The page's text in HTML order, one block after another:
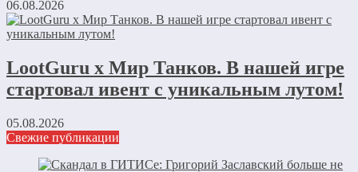
06.08.2026
LootGuru x Мир Танков. В нашей игре
стартовал ивент с уникальным лутом!
05.08.2026
Свежие публикации